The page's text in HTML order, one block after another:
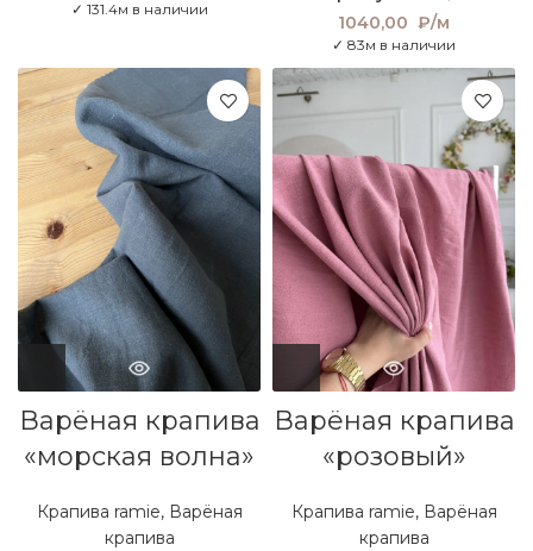
✓ 131.4м в наличии
1040,00 ₽/м
✓ 83м в наличии
Варёная крапива
«морская волна»
Крапива ramie, Варёная
крапива
Варёная крапива
«розовый»
Крапива ramie, Варёная
крапива